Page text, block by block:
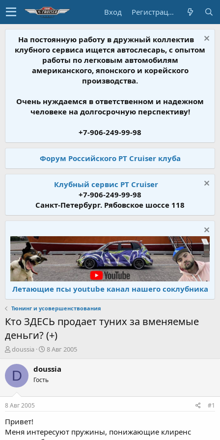
Вход Регистрация
На постоянную работу в дружный коллектив
клубного сервиса ищется автослесарь, с опытом
работы по легковым автомобилям
американского, японского и корейского
производства.
Очень нуждаемся в ответственном и надежном
человеке на долгосрочную перспективу!
+7-906-249-99-98
Форум Российского PT Cruiser клуба
Клубный сервис PT Cruiser
+7-906-249-99-98
Санкт-Петербург. Рябовское шоссе 118
Летающие псы youtube канал нашего соклубника
Тюнинг и усовершенствования
Кто ЗДЕСЬ продает туних за вменяемые
деньги? (+)
А
т
р
е
м
ы
doussia
Д
т
н
8 Авг 2005
D doussia
Гость
8 Авг 2005 #1
Привет!
Меня интересуют пружины, понижающие клиренс